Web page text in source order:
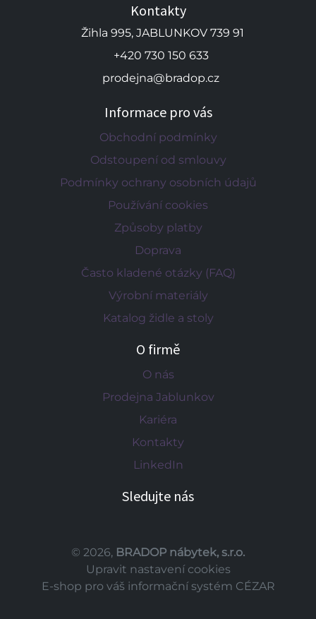
Kontakty
Žihla 995, JABLUNKOV 739 91
+420 730 150 633
prodejna@bradop.cz
Informace pro vás
Obchodní podmínky
Odstoupení od smlouvy
Podmínky ochrany osobních údajů
Používání cookies
Způsoby platby
Doprava
Často kladené otázky (FAQ)
Výrobní materiály
Katalog židle a stoly
O firmě
O nás
Prodejna Jablunkov
Kariéra
Kontakty
LinkedIn
Sledujte nás
© 2026, BRADOP nábytek, s.r.o.
Upravit nastavení cookies
E-shop pro váš informační systém CÉZAR